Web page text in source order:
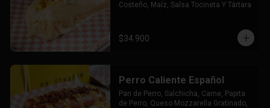
Costeño, Maíz, Salsa Tocineta Y Tártara
$34.900
Perro Caliente Español
Pan de Perro, Salchicha, Carne, Papita
de Perro, Queso Mozzarella Gratinado,